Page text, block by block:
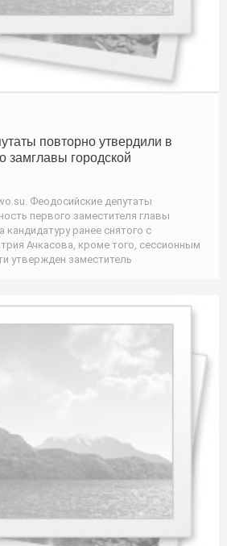
повторно утвердили в
замглавы городской
Феодосийские депутаты
первого заместителя главы
кандидатуру ранее снятого с
Ачкасова, кроме того, сессионным
утвержден заместитель